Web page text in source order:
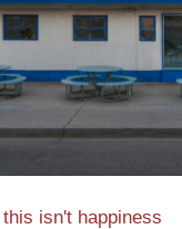
this isn't happiness